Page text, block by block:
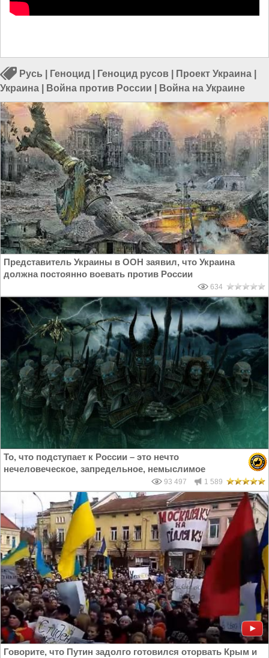
Русь Геноцид Геноцид русов Проект Украина
Украина
Война против России Война на Украине
Представитель Украины в ООН заявил, что Украина
должна постоянно воевать против России
634
То, что подступает к России – это нечто
нечеловеческое, запредельное, немыслимое
93 497 1 589
Говорите, что Путин задолго готовился оторвать Крым и